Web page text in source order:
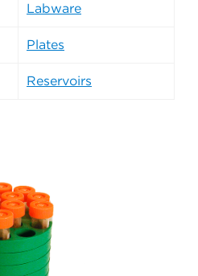
Labware
Plates
Reservoirs